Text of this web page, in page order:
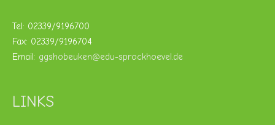
Tel: 02339/9196700
Fax: 02339/9196704
Email: ggshobeuken@edu-sprockhoevel.de
LINKS